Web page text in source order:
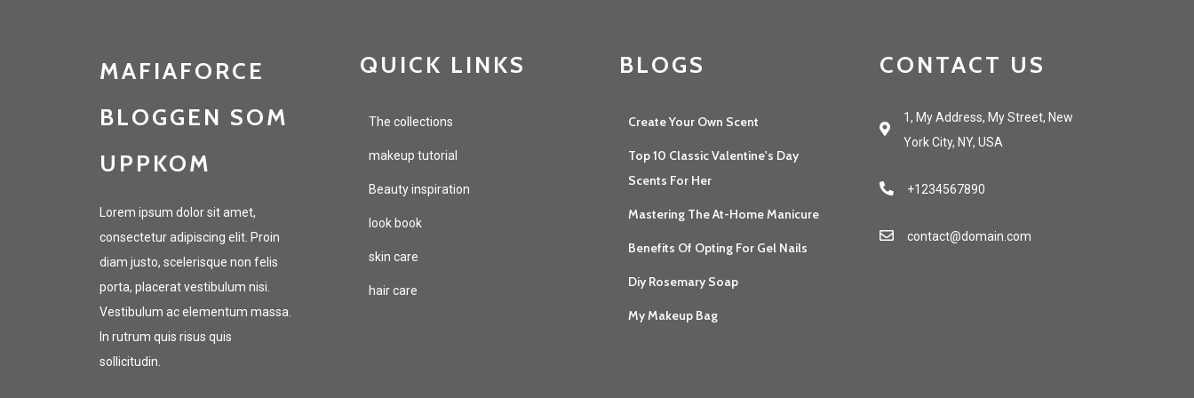
MAFIAFORCE
BLOGGEN SOM
UPPKOM
Lorem ipsum dolor sit amet,
consectetur adipiscing elit. Proin
diam justo, scelerisque non felis
porta, placerat vestibulum nisi.
Vestibulum ac elementum massa.
In rutrum quis risus quis
sollicitudin.
QUICK LINKS
The collections
makeup tutorial
Beauty inspiration
look book
skin care
hair care
BLOGS
Create Your Own Scent
Top 10 Classic Valentine's Day
Scents For Her
Mastering The At-Home Manicure
Benefits Of Opting For Gel Nails
Diy Rosemary Soap
My Makeup Bag
CONTACT US
1, My Address, My Street, New
York City, NY, USA
+1234567890
contact@domain.com